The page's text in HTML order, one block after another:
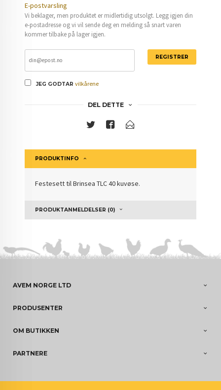
E-postvarsling
Vi beklager, men produktet er midlertidig utsolgt. Legg igjen din
e-postadresse og vi vil sende deg en melding så snart varen
kommer tilbake på lager igjen.
JEG GODTAR vilkårene
REGISTRER
DEL DETTE
PRODUKTINFO
Festesett til Brinsea TLC 40 kuvøse.
PRODUKTANMELDELSER (0)
AVEM NORGE LTD
PRODUSENTER
OM BUTIKKEN
PARTNERE